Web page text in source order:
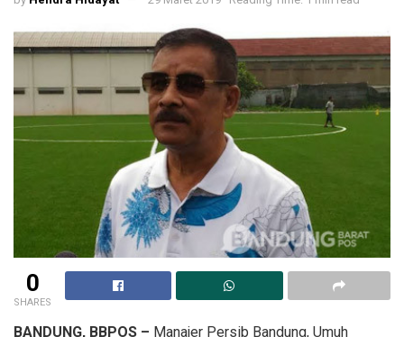
0
SHARES
BANDUNG, BBPOS – Manajer Persib Bandung, Umuh